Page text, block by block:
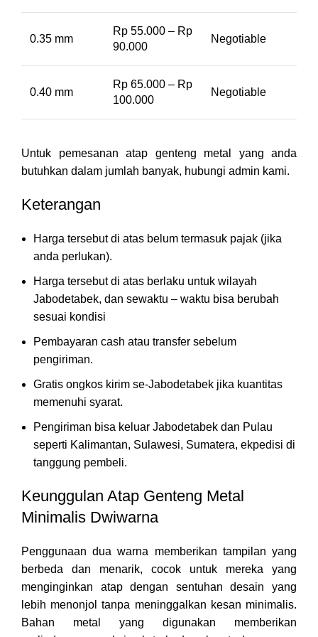
0.35 mm
Rp 55.000 – Rp
90.000
Negotiable
0.40 mm
Rp 65.000 – Rp
100.000
Negotiable
Untuk pemesanan atap genteng metal yang anda
butuhkan dalam jumlah banyak, hubungi admin kami.
Keterangan
Harga tersebut di atas belum termasuk pajak (jika
anda perlukan).
Harga tersebut di atas berlaku untuk wilayah
Jabodetabek, dan sewaktu – waktu bisa berubah
sesuai kondisi
Pembayaran cash atau transfer sebelum
pengiriman.
Gratis ongkos kirim se-Jabodetabek jika kuantitas
memenuhi syarat.
Pengiriman bisa keluar Jabodetabek dan Pulau
seperti Kalimantan, Sulawesi, Sumatera, ekpedisi di
tanggung pembeli.
Keunggulan Atap Genteng Metal
Minimalis Dwiwarna
Penggunaan dua warna memberikan tampilan yang
berbeda dan menarik, cocok untuk mereka yang
menginginkan atap dengan sentuhan desain yang
lebih menonjol tanpa meninggalkan kesan minimalis.
Bahan metal yang digunakan memberikan